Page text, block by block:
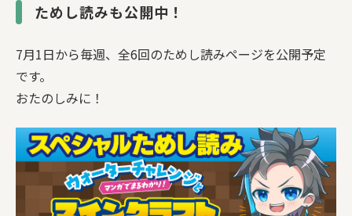
ためし読みも公開中！
7月1日から毎週、全6回のためし読みページを公開予定
です。
おたのしみに！